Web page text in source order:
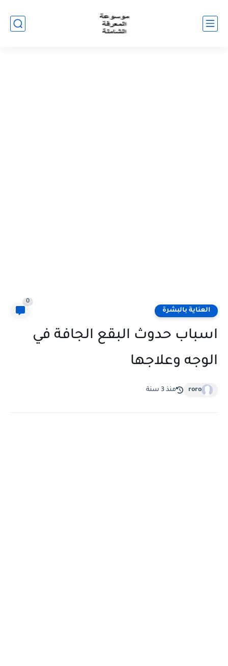
العناية بالبشرة
0
اسباب حدوث البقع الجافة في
الوجه وعلاجها
roro منذ 3 سنة